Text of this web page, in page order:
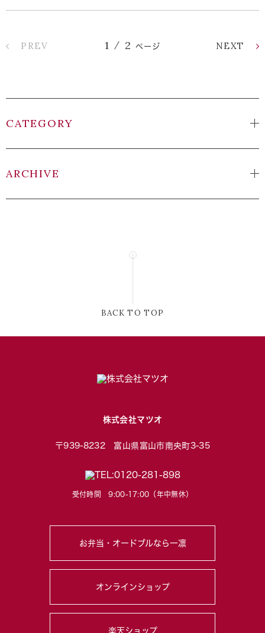
PREV 1 / 2 ページ NEXT
CATEGORY
ARCHIVE
BACK TO TOP
株式会社マツオ
〒939-8232 富山県富山市南央町3-35
受付時間 9:00-17:00（年中無休）
お弁当・オードブルなら一凛
オンラインショップ
楽天ショップ